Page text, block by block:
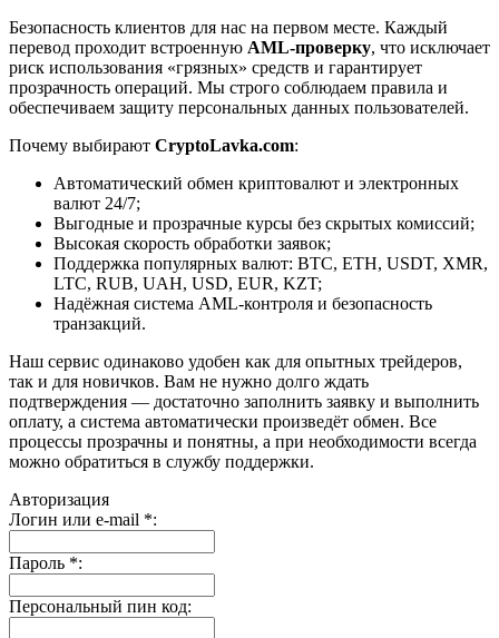
Безопасность клиентов для нас на первом месте. Каждый
перевод проходит встроенную AML-проверку, что исключает
риск использования «грязных» средств и гарантирует
прозрачность операций. Мы строго соблюдаем правила и
обеспечиваем защиту персональных данных пользователей.
Почему выбирают CryptoLavka.com:
Автоматический обмен криптовалют и электронных
валют 24/7;
Выгодные и прозрачные курсы без скрытых комиссий;
Высокая скорость обработки заявок;
Поддержка популярных валют: BTC, ETH, USDT, XMR,
LTC, RUB, UAH, USD, EUR, KZT;
Надёжная система AML-контроля и безопасность
транзакций.
Наш сервис одинаково удобен как для опытных трейдеров,
так и для новичков. Вам не нужно долго ждать
подтверждения — достаточно заполнить заявку и выполнить
оплату, а система автоматически произведёт обмен. Все
процессы прозрачны и понятны, а при необходимости всегда
можно обратиться в службу поддержки.
Авторизация
Логин или e-mail *:
Пароль *:
Персональный пин код: